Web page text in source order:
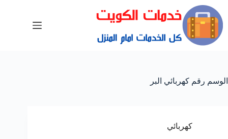
الوسم رقم كهربائي البر
كهربائي